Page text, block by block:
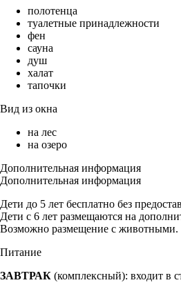
полотенца
туалетные принадлежности
фен
сауна
душ
халат
тапочки
Вид из окна
на лес
на озеро
Дополнительная информация
Дополнительная информация
Дети до 5 лет бесплатно без
Дети с 6 лет размещаются на
Возможно размещение с животными.
Питание
ЗАВТРАК (комплексный): входит в